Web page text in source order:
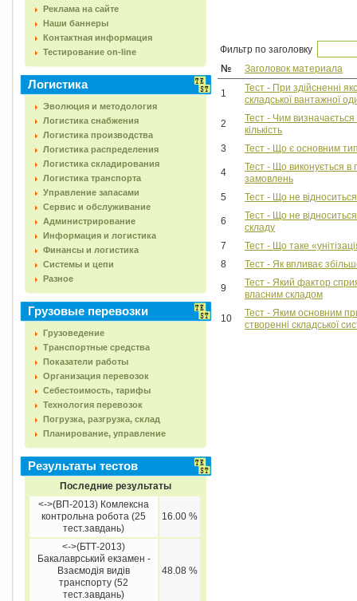
Реклама на сайте
Наши баннеры
Контактная информация
Тестирование on-line
Логистика
Эволюция и методология
Логистика снабжения
Логистика производства
Логистика распределения
Логистика складирования
Логистика транспорта
Управление запасами
Сервис и обслуживание
Администрирование
Информация и логистика
Финансы и логистика
Системы и цепи
Разное
Грузовые перевозки
Грузоведение
Транспортные средства
Показатели работы
Организация перевозок
Себестоимость, тарифы
Технология перевозок
Погрузка, разгрузка, склад
Планирование, управление
Результаты тестов
Последние результаты
<->(ВП-2013) Комлексна
контрольна робота (25
тест.завдань)
16.00 %
<->(БТТ-2013)
Бакалаврський екзамен -
Взаємодія видів
транспорту (52
тест.завдань)
48.08 %
Фильтр по заголовку
№
Заголовок материала
1
Тест - При здійсненні
складської вантажної
2
Тест - Чим визначається
кількість
3
Тест - Що є основним
4
Тест - Що виконується в
замовлень
5
Тест - Що не
6
Тест - Що не
складу
7
Тест - Що таке
8
Тест - Як впливає
9
Тест - Який фактор
власним складом
10
Тест - Яким основним
створенні складської